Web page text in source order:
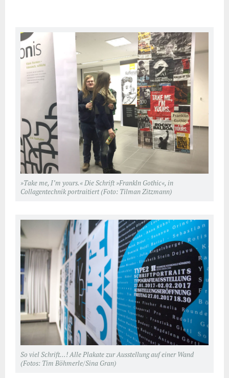
»Take me, I’m yours.« Die Schrift »Frankln Gothic«, in
Collagentechnik portraitiert (Foto: Tilman Zitzmann)
So viel Schrift…! Alle Plakate zur Ausstellung auf einer Wand
(Fotos: Tim Böhmerle/Sina Gran)